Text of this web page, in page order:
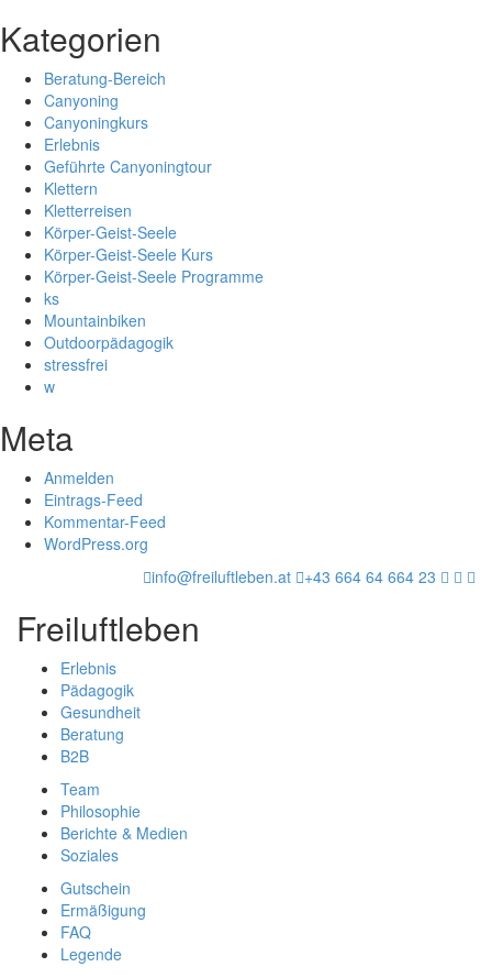
Kategorien
Beratung-Bereich
Canyoning
Canyoningkurs
Erlebnis
Geführte Canyoningtour
Klettern
Kletterreisen
Körper-Geist-Seele
Körper-Geist-Seele Kurs
Körper-Geist-Seele Programme
ks
Mountainbiken
Outdoorpädagogik
stressfrei
w
Meta
Anmelden
Eintrags-Feed
Kommentar-Feed
WordPress.org
info@freiluftleben.at
+43 664 64 664 23
Freiluftleben
Erlebnis
Pädagogik
Gesundheit
Beratung
B2B
Team
Philosophie
Berichte & Medien
Soziales
Gutschein
Ermäßigung
FAQ
Legende